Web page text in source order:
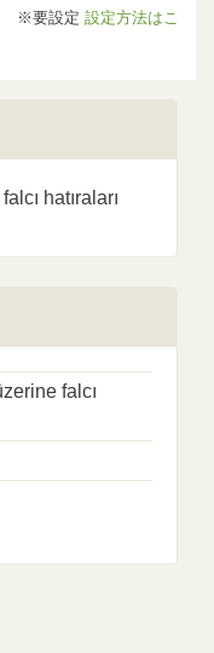
※要設定 設定方法はこ
hatıraları
falcı